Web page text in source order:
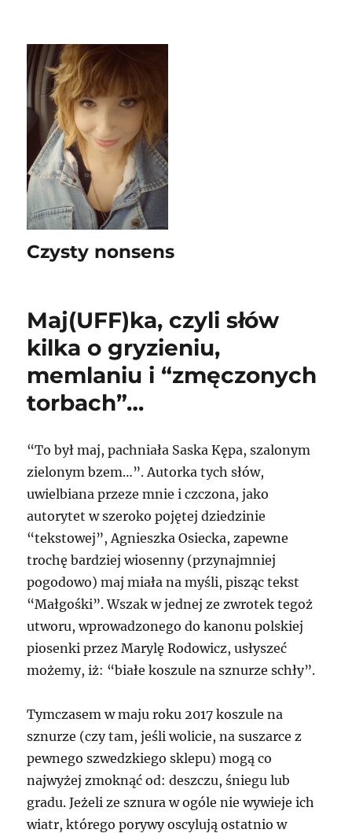
Czysty nonsens
Maj(UFF)ka, czyli słów
kilka o gryzieniu,
memlaniu i “zmęczonych
torbach”…
“To był maj, pachniała Saska Kępa, szalonym
zielonym bzem…”. Autorka tych słów,
uwielbiana przeze mnie i czczona, jako
autorytet w szeroko pojętej dziedzinie
“tekstowej”, Agnieszka Osiecka, zapewne
trochę bardziej wiosenny (przynajmniej
pogodowo) maj miała na myśli, pisząc tekst
“Małgośki”. Wszak w jednej ze zwrotek tegoż
utworu, wprowadzonego do kanonu polskiej
piosenki przez Marylę Rodowicz, usłyszeć
możemy, iż: “białe koszule na sznurze schły”.
Tymczasem w maju roku 2017 koszule na
sznurze (czy tam, jeśli wolicie, na suszarce z
pewnego szwedzkiego sklepu) mogą co
najwyżej zmoknąć od: deszczu, śniegu lub
gradu. Jeżeli ze sznura w ogóle nie wywieje ich
wiatr, którego porywy oscylują ostatnio w